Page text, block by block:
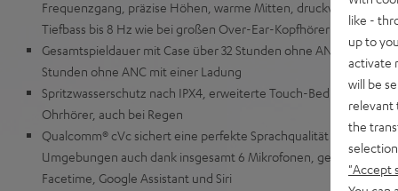
Frequenzgang, präzise Höhen, warme Mitten, druckvollem
Tiefbass bis 8 Hz wie bei großen Over-Ear-Kopfhörern
Gesamtspieldauer mit Case über 32 Stunden ohne ANC, über 19
Stunden ohne ANC mit einer Ladung
Spritzwasserschutz nach IPX4, erweiterte Touch-Bedienung und
Ohrhörer, auch bei Regen
Qualcomm® cVc sichert eine perfekte Sprachqualität in Calls
Umgebungen auch dank insgesamt 6 Mikrofonen, geeignet für
Facetime, Google Assistant und Siri
like -
up to
activate
will be
relevant
the
"Accept